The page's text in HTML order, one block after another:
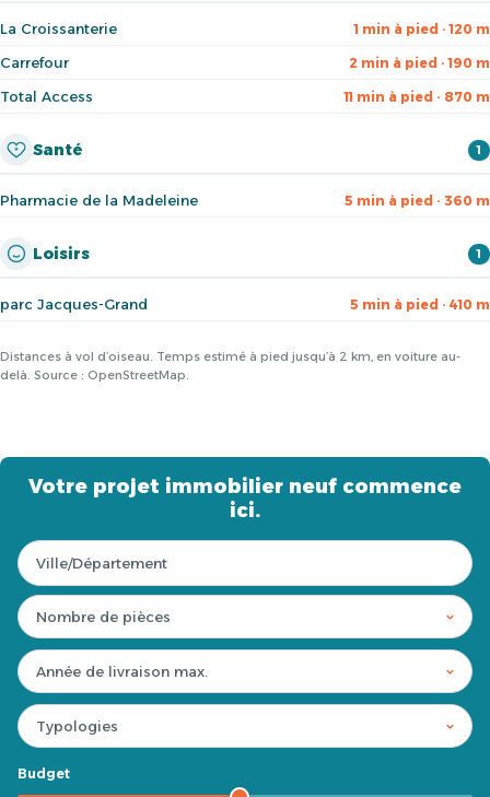
La Croissanterie 1 min à pied · 120 m
Carrefour 2 min à pied · 190 m
Total Access 11 min à pied · 870 m
Santé 1
Pharmacie de la Madeleine 5 min à pied · 360 m
Loisirs 1
parc Jacques-Grand 5 min à pied · 410 m
Distances à vol d’oiseau. Temps estimé à pied jusqu’à 2 km, en voiture au-
delà. Source : OpenStreetMap.
Votre projet immobilier neuf commence
ici.
Budget